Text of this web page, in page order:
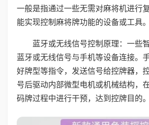
一般是指通过一些无需对麻将机进行
能实现控制麻将牌功能的设备或工具。
蓝牙或无线信号控制原理：一些
蓝牙或无线信号与手机等设备连接。
好牌型等指令，发送信号给控牌器，
号后驱动内部微型电机或机械结构，
码牌过程中进行干预，达到控牌目的。